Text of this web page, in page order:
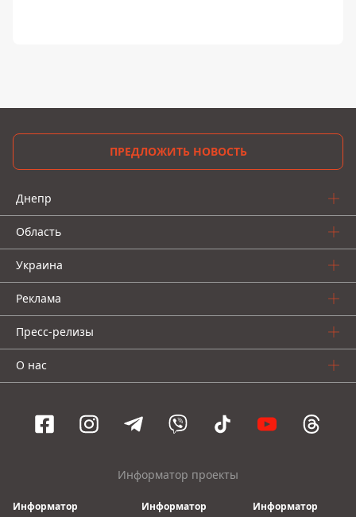
ПРЕДЛОЖИТЬ НОВОСТЬ
Днепр
Область
Украина
Реклама
Пресс-релизы
О нас
Информатор проекты
Информатор
Информатор
Информатор